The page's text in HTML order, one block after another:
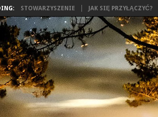
STOWARZYSZENIE JAK SIĘ PRZYŁĄCZYĆ?